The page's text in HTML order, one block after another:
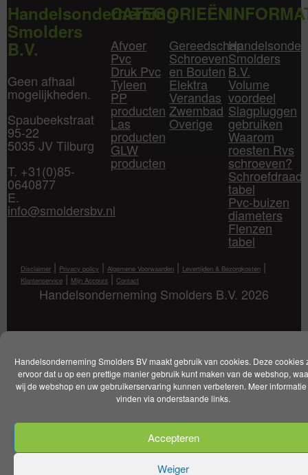
Handelsonderneming Smolders BV maakt gebruik van cookies. Deze cookies
ervoor dat u op een prettige manier gebruik kunt maken van de webshop,
wij de webshop en uw gebruikerservaring kunnen verbeteren. Meer
vinden via onderstaande links.
Accepteren
Weiger
Handelsonderneming
Smolders
B.V.
Geen afhaal
mogelijkheden.
Spaubeekstraat
95-22
5035 JV Tilburg
T. +31(0)85-
0640877
E.
info@smoldersbv.nl
CATEGORIEËN
Afvoer
Pvc
Druk Pvc
Tyleen
PP
producten
Las
producten
GLW
producten
Gereedschap
Schroeven
en Bouten
Elektra
Verandas
Zwembad
Overige
Smolders
B.V.
Volume
voordeel
Slagpluggen
gebruiken
Waarom
roesten Rvs
schroeven?
Schroefdraad
tabel
Pvc-buizen
diameters
Flenzen
tabel
Disclaimer | Privacy policy | Algemene Voorwaarden | Levertijden & Bezorgkosten |
Klantenservice | Mijn Account | Contact
Handelsonderneming Smolders B.V. 2026